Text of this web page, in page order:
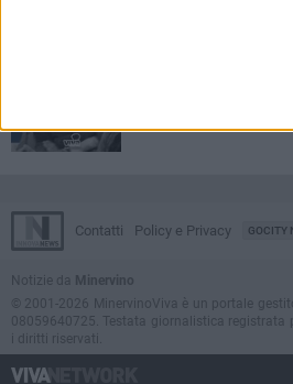
Contatti Policy e Privacy GOCITY
Notizie da Minervino
© 2001-2026 MinervinoViva è un portale
08059640725. Testata giornalistica registrata
i diritti riservati.